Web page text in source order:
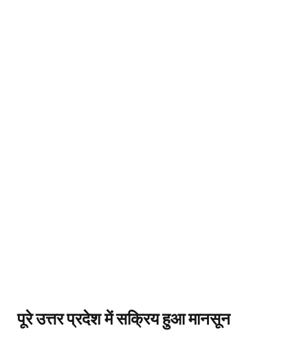
पूरे उत्तर प्रदेश में सक्रिय हुआ मानसून